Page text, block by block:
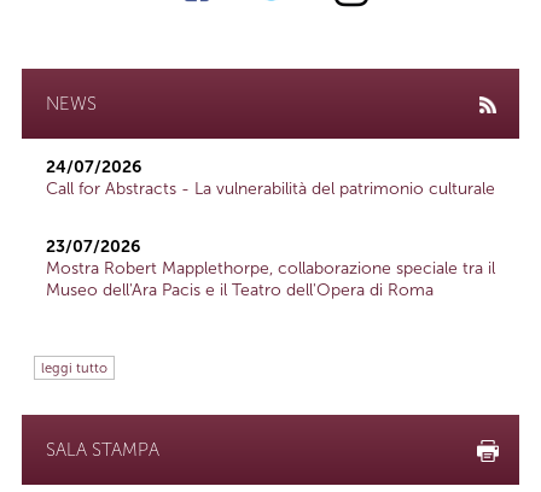
NEWS
24/07/2026
Call for Abstracts - La vulnerabilità del patrimonio culturale
23/07/2026
Mostra Robert Mapplethorpe, collaborazione speciale tra il
Museo dell'Ara Pacis e il Teatro dell'Opera di Roma
leggi tutto
SALA STAMPA